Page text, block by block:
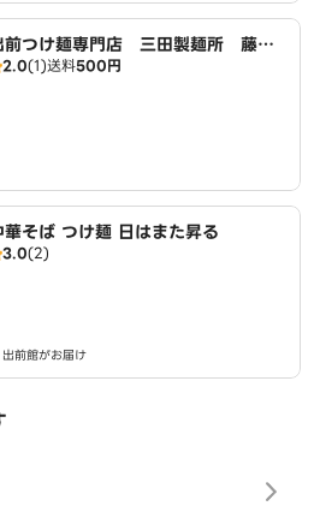
前つけ麺専門店 三田製麺所 藤が
店 広域店
2.0(1)送料500円
華そば つけ麺 日はまた昇る
3.0(2)
出前館がお届け